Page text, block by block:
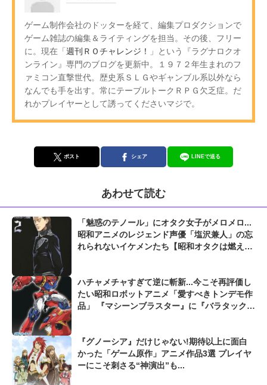
ゲーム制作会社のドッターを経て、編集プロダクションで
ゲーム雑誌の編集＆ライティングを担当。その後、フリー
に。現在「 週刊ＲＯチャレンジ！
」という『ラグナロクオ
ンライン』専門のブログを更新中。１９７２年生まれのフ
ァミコン直撃世代。歴史系ＳＬＧやギャンブル系以外なら
なんでも手を出す。常にテーブルトークＲＰＧ欠乏症。だ
れかプレイヤーとして誘ってくださいマジで。
ポスト シェア LINEで送る
あわせて読む
「魅惑のテノール」にオタク女子がメロメロ...
昭和アニメのレジェンド声優「塩沢兼人」の忘
れられないイケメンたち【昭和オタクは燃え尽
ハチャメチャすぎて逆に斬新...今こそ再評価し
たい昭和ロボットアニメ「愛すべきトンデモ作
品」 『マシーンブラスター』に『バラタック』
『グノーシア』だけじゃない!期待以上に面白
かった「ゲーム原作」アニメ作品3選 プレイヤ
ーにこそ刺さる“神演出”も...